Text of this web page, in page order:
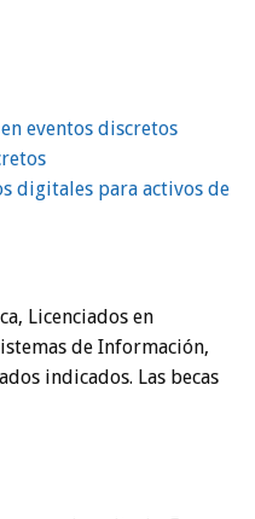
eventos discretos
digitales para activos de
Licenciados en
de Información,
indicados. Las becas